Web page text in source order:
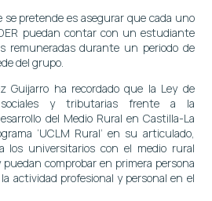
pretende es asegurar que cada uno
puedan contar con un estudiante
remuneradas durante un periodo de
del grupo.
Guijarro ha recordado que la Ley de
sociales y tributarias frente a la
del Medio Rural en Castilla-La
‘UCLM Rural’ en su articulado,
los universitarios con el medio rural
comprobar en primera persona
actividad profesional y personal en el